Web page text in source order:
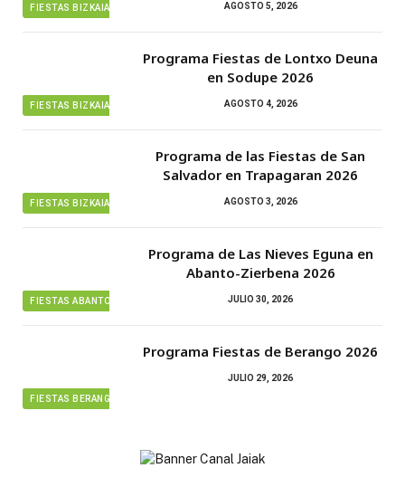
FIESTAS BIZKAIA AGOSTO 5, 2026
FIESTAS BIZKAIA
Programa Fiestas de Lontxo Deuna
en Sodupe 2026
AGOSTO 4, 2026
FIESTAS BIZKAIA
Programa de las Fiestas de San
Salvador en Trapagaran 2026
AGOSTO 3, 2026
FIESTAS ABANTO ZIERBENA
Programa de Las Nieves Eguna en
Abanto-Zierbena 2026
JULIO 30, 2026
FIESTAS BERANGO
Programa Fiestas de Berango 2026
JULIO 29, 2026